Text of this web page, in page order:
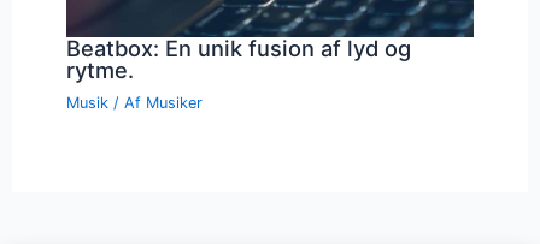
Beatbox: En unik fusion af lyd og
rytme.
Musik / Af Musiker